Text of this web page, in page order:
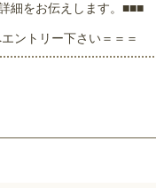
細をお伝えします。■■■
ントリー下さい＝＝＝